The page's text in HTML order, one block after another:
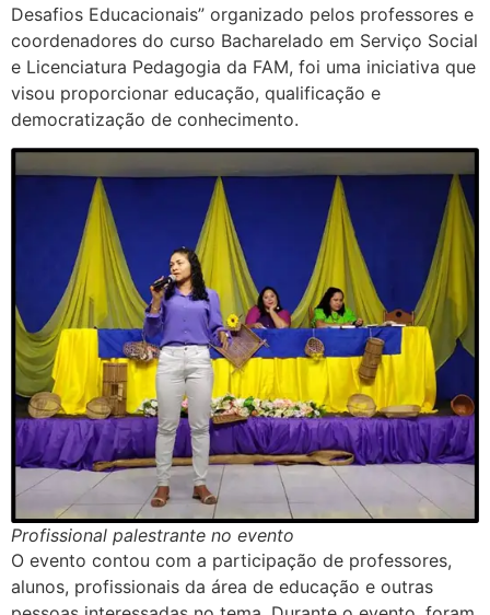
Desafios Educacionais” organizado pelos professores e
coordenadores do curso Bacharelado em Serviço Social
e Licenciatura Pedagogia da FAM, foi uma iniciativa que
visou proporcionar educação, qualificação e
democratização de conhecimento.
Profissional palestrante no evento
O evento contou com a participação de professores,
alunos, profissionais da área de educação e outras